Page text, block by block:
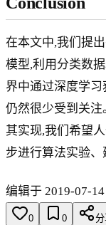
在本文中,我们提
模型,利用分类数
界中通过深度学
仍然很少受到关
其实现,我们希望
步进行算法实验、
编辑于 2019-07-14
0 0